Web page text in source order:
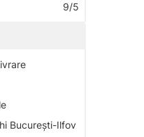
9/5
București-Ilfov